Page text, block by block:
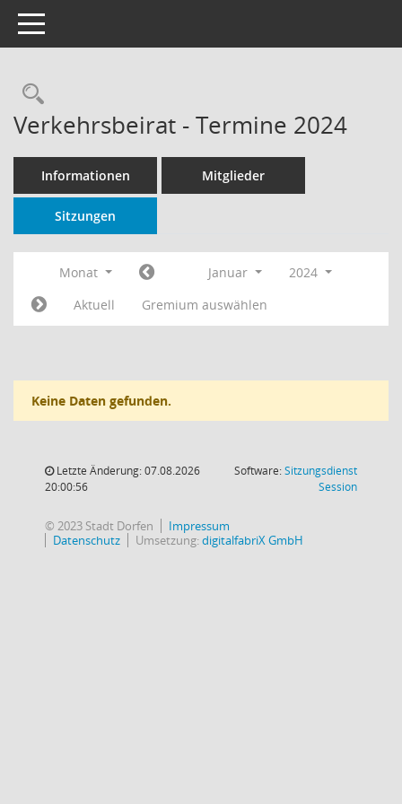
Toggle navigation
Rechercheauswahl
Verkehrsbeirat - Termine 2024
Informationen Mitglieder
Sitzungen
Monat Januar
2024
Aktuell
Gremium auswählen
Keine Daten gefunden.
Letzte Änderung: 07.08.2026
20:00:56
Software:Sitzungsdienst
Session(Wird in
© 2023 Stadt Dorfen
Impressum
Datenschutz
Umsetzung:digitalfabriX GmbH